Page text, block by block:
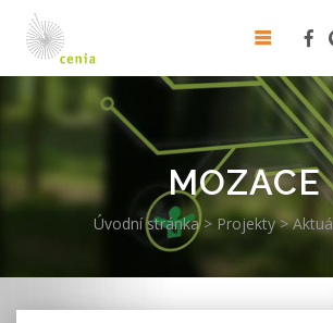
MOZACE
Úvodní stránka> Projekty>